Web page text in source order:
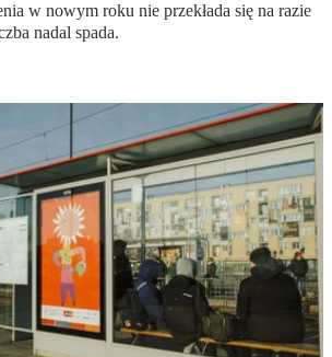
w nowym roku nie przekłada się na razie
nadal spada.